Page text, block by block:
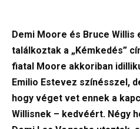
Demi Moore és Bruce Willis
találkoztak a „Kémkedés”
fiatal Moore akkoriban
Emilio Estevez színésszel,
hogy véget vet ennek a
Willisnek – kedvéért. Négy